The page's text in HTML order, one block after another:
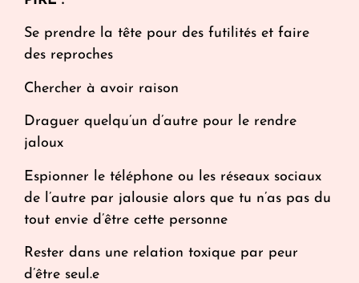
Se prendre la tête pour des futilités et faire
des reproches
Chercher à avoir raison
Draguer quelqu’un d’autre pour le rendre
jaloux
Espionner le téléphone ou les réseaux sociaux
de l’autre par jalousie alors que tu n’as pas du
tout envie d’être cette personne
Rester dans une relation toxique par peur
d’être seul.e